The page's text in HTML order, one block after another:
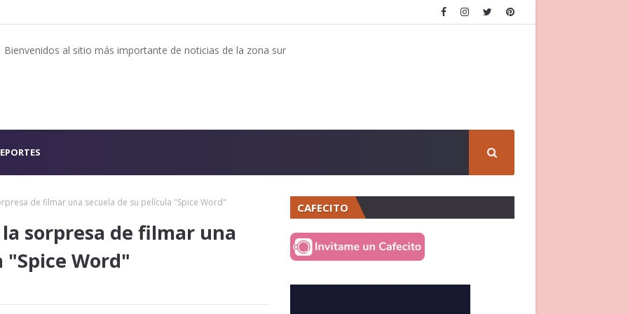
Bienvenidos al sitio más importante de noticias de la zona sur
de filmar una secuela de su película "Spice Word"
sorpresa de filmar una
"Spice Word"
CAFECITO